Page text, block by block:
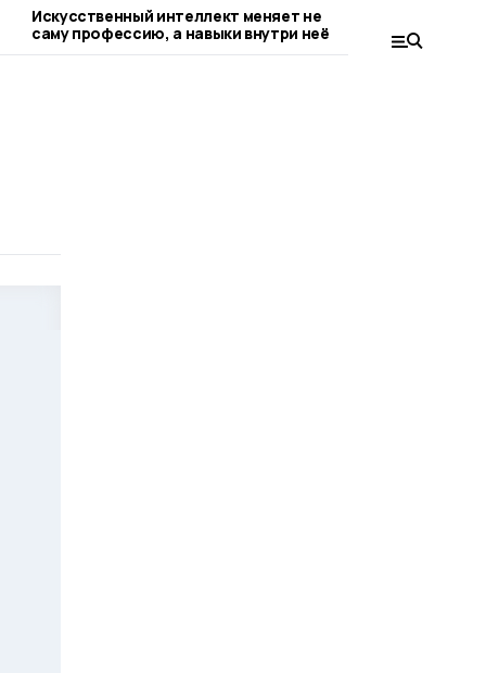
Искусственный интеллект меняет не
саму профессию, а навыки внутри неё